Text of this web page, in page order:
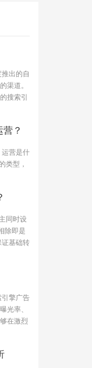
出的自
渠道。
搜索引
？
运营是什
类型，
同时设
除即是
证基础转
引擎广告
光率、
在激烈